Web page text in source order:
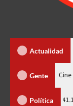
Actualidad
dice suspensión
Gente
mundial en el
Política
con 41.1% y